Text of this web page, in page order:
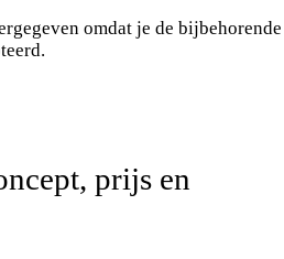
omdat je de bijbehorende
prijs en